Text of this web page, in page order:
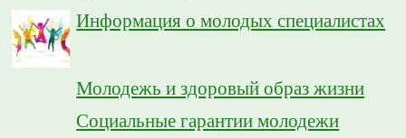
Информация о молодых специалистах
Молодежь и здоровый образ жизни
Социальные гарантии молодежи